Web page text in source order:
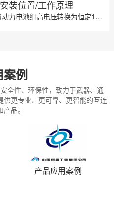
装位置/工作原理
DCDC转换就是将动力电池组高电压转换为恒定12V或者14V、24V低电压，既能给全车电器供电，又能给辅助蓄电池充电的设备。DCDC转换器在...
案例
全性、环保性，致力于武器、通
更专业、更可靠、更智能的互连
品。
产品应用案例